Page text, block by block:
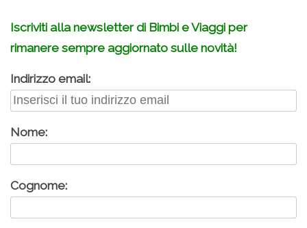
Iscriviti alla newsletter di Bimbi e Viaggi per
rimanere sempre aggiornato sulle novità!
Indirizzo email:
Nome:
Cognome: